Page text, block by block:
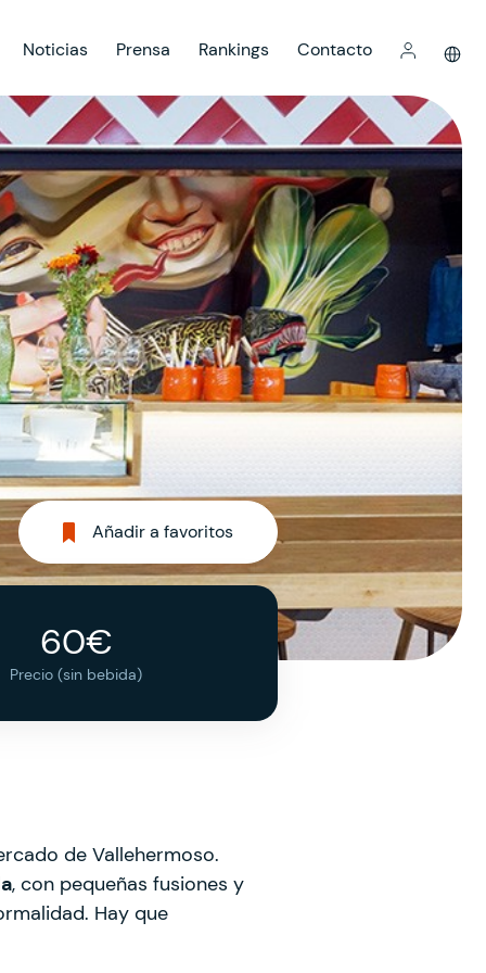
Noticias Prensa Rankings Contacto
Añadir a favoritos
60€
Precio (sin bebida)
de Vallehermoso.
, con pequeñas fusiones y
Hay que